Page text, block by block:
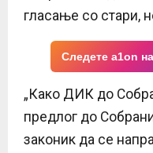
гласање со стари,
Следете a1on
„Како ДИК до
предлог до
законик да се